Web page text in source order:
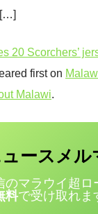
20 Scorchers’
first on
Malawi.
ース メル
のマラウイ超ロ
料で受け取れま